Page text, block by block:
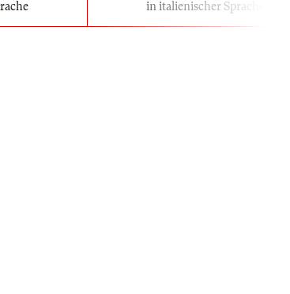
in italienischer Sprache